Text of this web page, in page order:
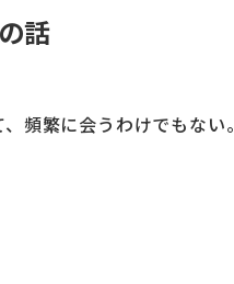
話
頻繁に会うわけでもない。